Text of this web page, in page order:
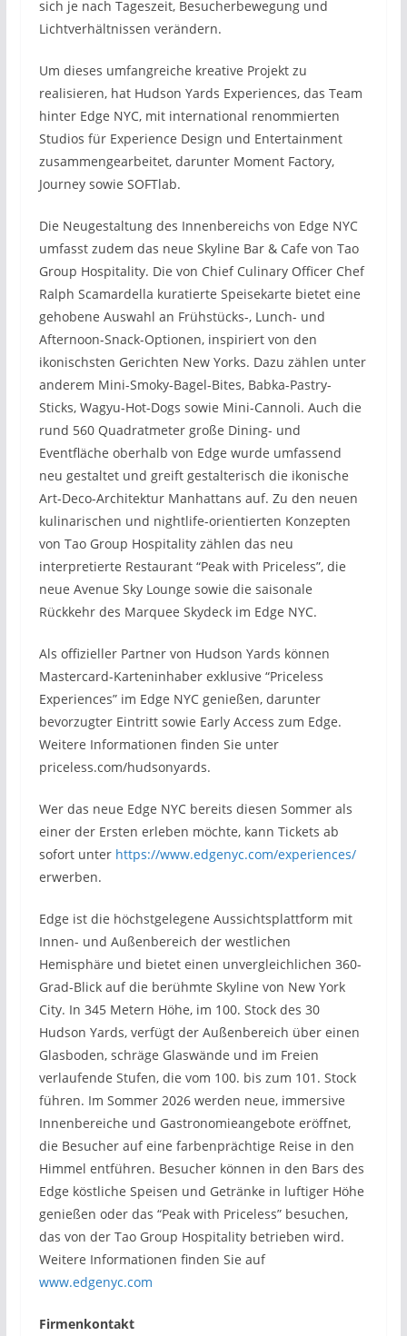
sich je nach Tageszeit, Besucherbewegung und
Lichtverhältnissen verändern.
Um dieses umfangreiche kreative Projekt zu
realisieren, hat Hudson Yards Experiences, das Team
hinter Edge NYC, mit international renommierten
Studios für Experience Design und Entertainment
zusammengearbeitet, darunter Moment Factory,
Journey sowie SOFTlab.
Die Neugestaltung des Innenbereichs von Edge NYC
umfasst zudem das neue Skyline Bar & Cafe von Tao
Group Hospitality. Die von Chief Culinary Officer Chef
Ralph Scamardella kuratierte Speisekarte bietet eine
gehobene Auswahl an Frühstücks-, Lunch- und
Afternoon-Snack-Optionen, inspiriert von den
ikonischsten Gerichten New Yorks. Dazu zählen unter
anderem Mini-Smoky-Bagel-Bites, Babka-Pastry-
Sticks, Wagyu-Hot-Dogs sowie Mini-Cannoli. Auch die
rund 560 Quadratmeter große Dining- und
Eventfläche oberhalb von Edge wurde umfassend
neu gestaltet und greift gestalterisch die ikonische
Art-Deco-Architektur Manhattans auf. Zu den neuen
kulinarischen und nightlife-orientierten Konzepten
von Tao Group Hospitality zählen das neu
interpretierte Restaurant “Peak with Priceless”, die
neue Avenue Sky Lounge sowie die saisonale
Rückkehr des Marquee Skydeck im Edge NYC.
Als offizieller Partner von Hudson Yards können
Mastercard-Karteninhaber exklusive “Priceless
Experiences” im Edge NYC genießen, darunter
bevorzugter Eintritt sowie Early Access zum Edge.
Weitere Informationen finden Sie unter
priceless.com/hudsonyards.
Wer das neue Edge NYC bereits diesen Sommer als
einer der Ersten erleben möchte, kann Tickets ab
sofort unter https://www.edgenyc.com/experiences/
erwerben.
Edge ist die höchstgelegene Aussichtsplattform mit
Innen- und Außenbereich der westlichen
Hemisphäre und bietet einen unvergleichlichen 360-
Grad-Blick auf die berühmte Skyline von New York
City. In 345 Metern Höhe, im 100. Stock des 30
Hudson Yards, verfügt der Außenbereich über einen
Glasboden, schräge Glaswände und im Freien
verlaufende Stufen, die vom 100. bis zum 101. Stock
führen. Im Sommer 2026 werden neue, immersive
Innenbereiche und Gastronomieangebote eröffnet,
die Besucher auf eine farbenprächtige Reise in den
Himmel entführen. Besucher können in den Bars des
Edge köstliche Speisen und Getränke in luftiger Höhe
genießen oder das “Peak with Priceless” besuchen,
das von der Tao Group Hospitality betrieben wird.
Weitere Informationen finden Sie auf
www.edgenyc.com
Firmenkontakt